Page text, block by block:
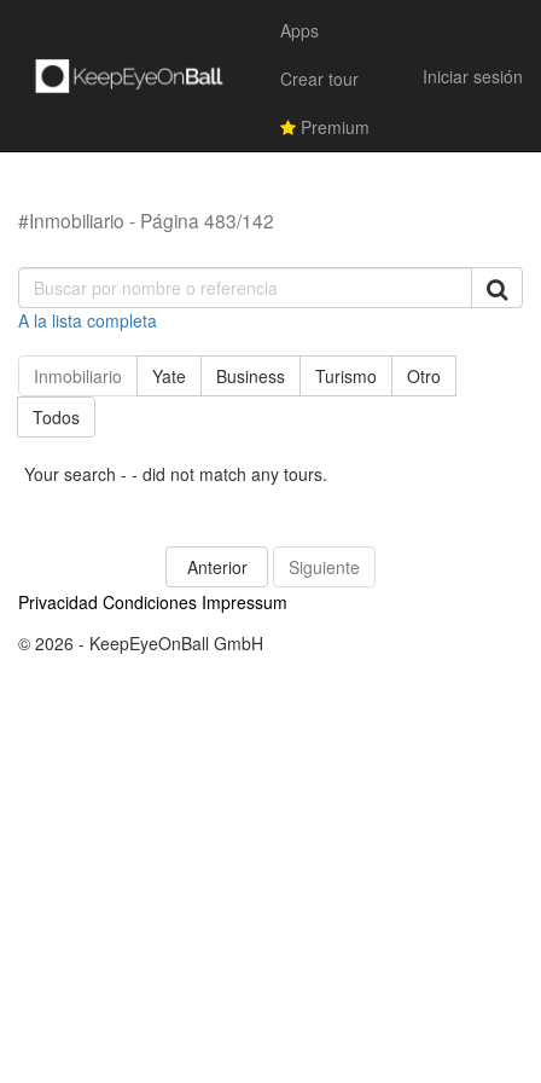
Apps
Crear tour
Premium
Iniciar sesión
#Inmobiliario - Página 483/142
A la lista completa
Inmobiliario Yate Business Turismo
Otro
Todos
Your search - - did not match any tours.
Anterior
Siguiente
Privacidad Condiciones Impressum
© 2026 - KeepEyeOnBall GmbH